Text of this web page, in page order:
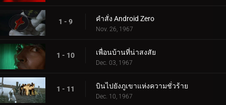
1 - 9 คำสั่ง Android Zero
Nov. 26, 1967
1 - 10 เพื่อนบ้านที่น่าสงสัย
Dec. 03, 1967
1 - 11 บินไปยังภูเขาแห่งความชั่วร้าย
Dec. 10, 1967